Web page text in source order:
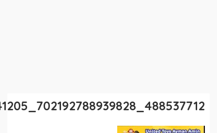
488537712_702192788939828_2321056731712741205_n